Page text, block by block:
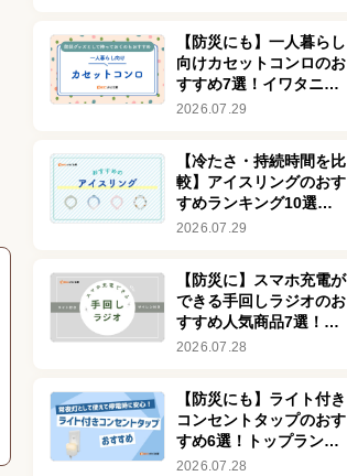
【防災にも】一人暮らし
向けカセットコンロのお
すすめ7選！イワタニの
商品も紹介
2026.07.29
【冷たさ・持続時間を比
較】アイスリングのおす
すめランキング10選！
SUOの凍結温度18℃最
2026.07.29
【防災に】スマホ充電が
できる手回しラジオのお
すすめ人気商品7選！ソ
ニーやパナソニックも
2026.07.28
【防災にも】ライト付き
コンセントタップのおす
すめ6選！トップランド
の商品もピックアップ
2026.07.28